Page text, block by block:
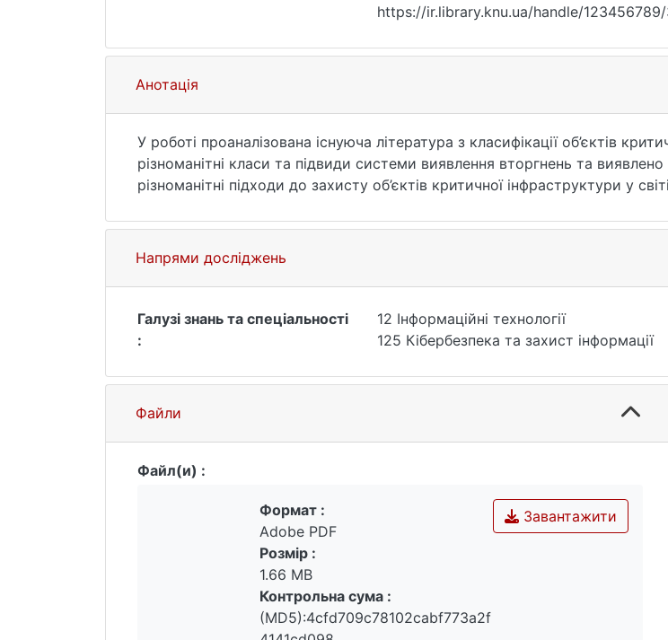
https://ir.library.knu.ua/handle/
Анотація
У роботі проаналізована існуюча література з класифікації об’єктів
різноманітні класи та підвиди системи виявлення вторгнень та
різноманітні підходи до захисту об’єктів критичної інфраструктури у
показники ефективності з плином часу будуть зростати, адже система
оптимальним рішенням для впровадження на об’єктах критичної
великих сторонніх корпорацій, підтримка функціонування може
передові математичні алгоритми, підвищать рівень виявлення
помилкових сповіщень.
Напрями досліджень
Галузі знань та спеціальності
:
12 Інформаційні технології
125 Кібербезпека та захист інформації
Файли
Файл(и) :
Завантажити
Формат :
Adobe PDF
Розмір :
1.66 MB
Контрольна сума :
(MD5):4cfd709c78102cabf773a2f